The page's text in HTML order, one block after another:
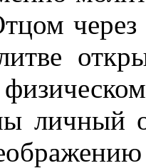
через
личный